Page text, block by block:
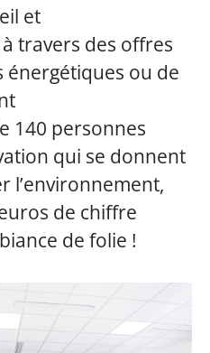
et
à travers des offres
énergétiques ou de
140 personnes
qui se donnent
l’environnement,
de chiffre
de folie !